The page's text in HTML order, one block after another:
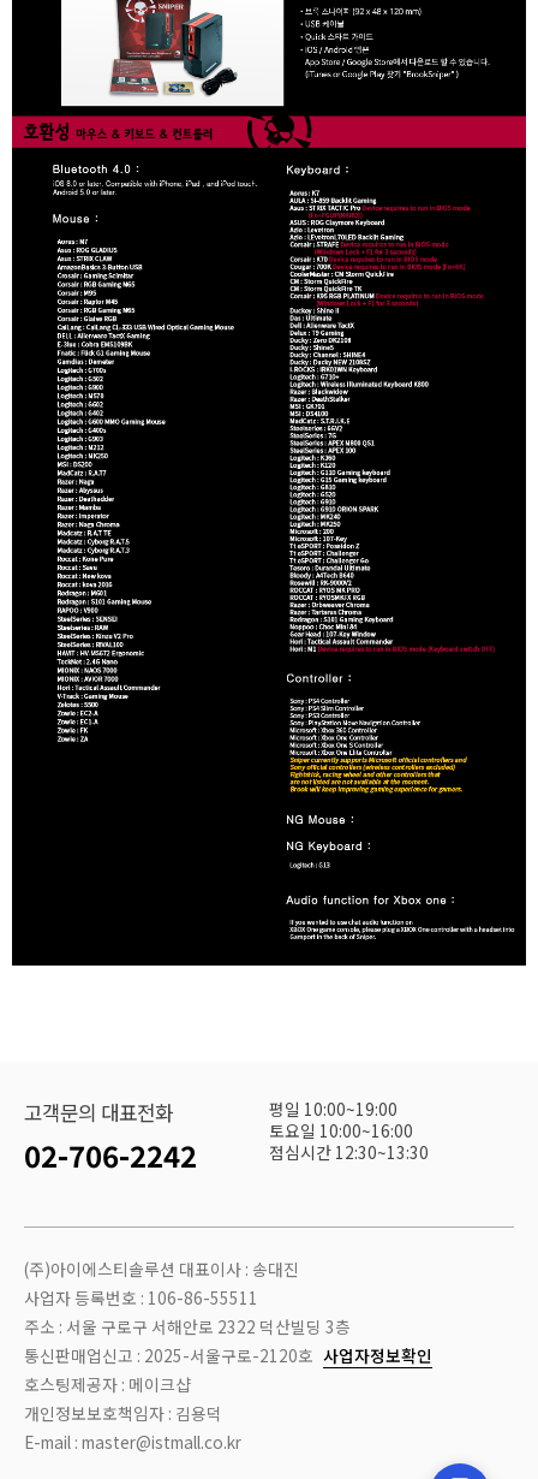
고객문의 대표전화
02-706-2242
평일 10:00~19:00
토요일 10:00~16:00
점심시간 12:30~13:30
(주)아이에스티솔루션 대표이사 : 송대진
사업자 등록번호 : 106-86-55511
주소 : 서울 구로구 서해안로 2322 덕산빌딩 3층
통신판매업신고 : 2025-서울구로-2120호 사업자정보확인
호스팅제공자 : 메이크샵
개인정보보호책임자 : 김용덕
E-mail : master@istmall.co.kr